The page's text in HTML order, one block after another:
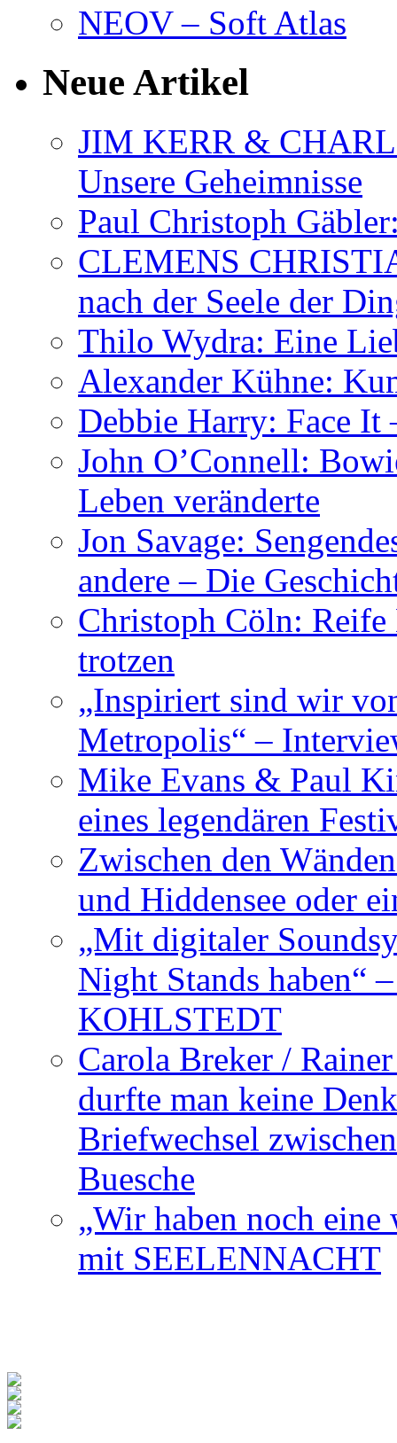
NEOV – Soft Atlas
Neue Artikel
JIM KERR &
Unsere Geheimnisse
Paul Christoph
CLEMENS
nach der Seele der
Thilo Wydra: Eine
Alexander Kühne:
Debbie Harry: Face
John O’Connell:
Leben veränderte
Jon Savage:
andere – Die
Christoph Cöln:
trotzen
„Inspiriert sind wir
Metropolis“ –
Mike Evans & Paul
eines legendären
Zwischen den
und Hiddensee oder
„Mit digitaler
Night Stands haben“
KOHLSTEDT
Carola Breker /
durfte man keine
Briefwechsel
Buesche
„Wir haben noch
mit SEELENNACHT